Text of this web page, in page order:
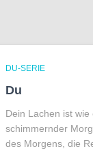
DU-SERIE
Du
Dein Lachen ist
schimmernder
des Morgens, die